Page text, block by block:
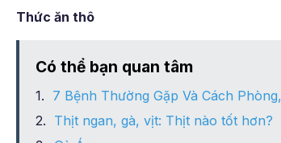
Thức ăn thô
Có thể bạn quan tâm
7 Bệnh Thường Gặp Và Cách
Thịt ngan, gà, vịt: Thịt nào tốt hơn?